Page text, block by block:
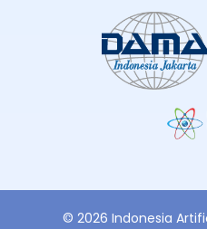
© 2026 Indonesia